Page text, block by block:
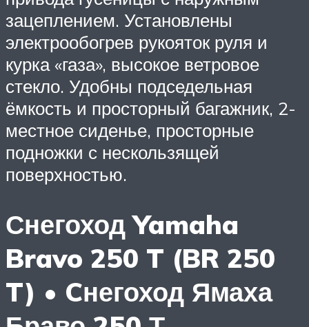
зацеплением. Установлены
электрообогрев рукояток руля и
курка «газа», высокое ветровое
стекло. Удобны подседельная
ёмкость и просторный багажник, 2-
местное сиденье, просторные
подножки с нескользящей
поверхностью.
Снегоход Yamaha
Bravo 250 T (BR 250
T) • Cнегоход Ямаха